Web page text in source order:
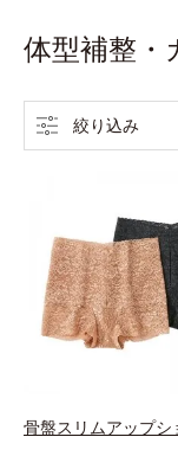
体型補整・
絞り込み
骨盤スリムアップシ